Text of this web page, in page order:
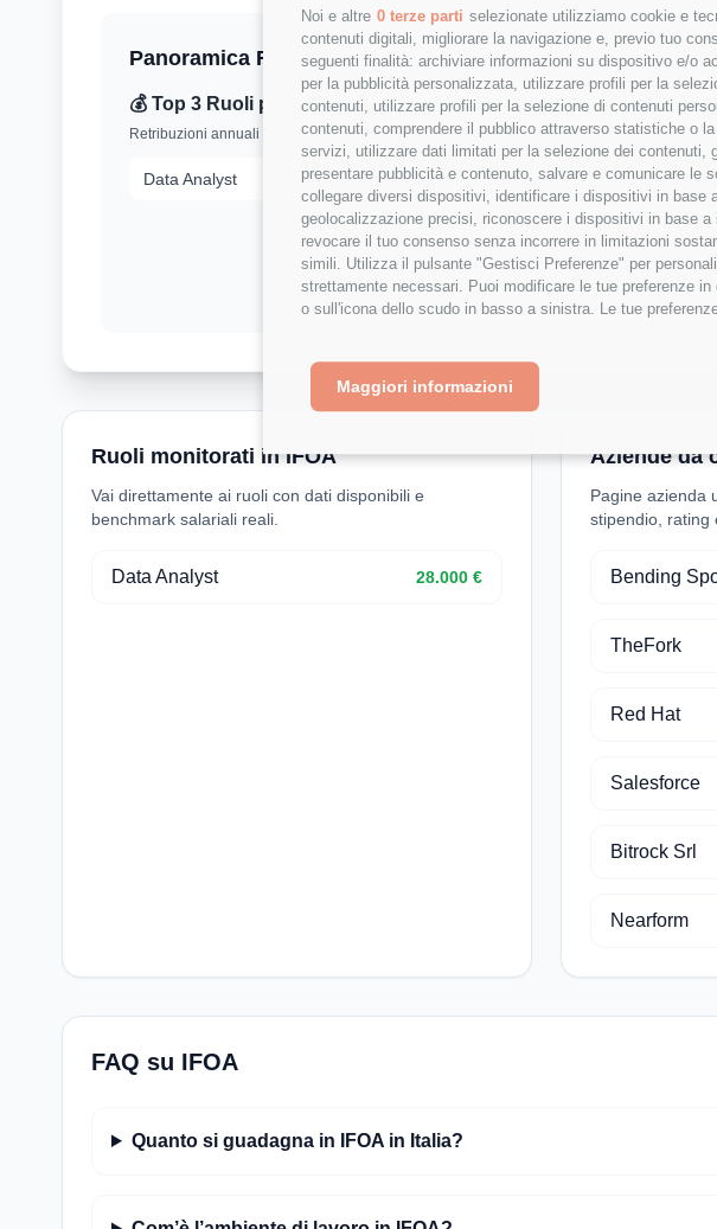
Noi e altre 0 terze parti selezionate utilizziamo cookie e
contenuti digitali, migliorare la navigazione e, previo tuo
seguenti finalità: archiviare informazioni su dispositivo e/o
per la pubblicità personalizzata, utilizzare profili per la
contenuti, utilizzare profili per la selezione di contenuti
contenuti, comprendere il pubblico attraverso statistiche o
servizi, utilizzare dati limitati per la selezione dei contenuti,
presentare pubblicità e contenuto, salvare e comunicare le
collegare diversi dispositivi, identificare i dispositivi in
geolocalizzazione precisi, riconoscere i dispositivi in base
revocare il tuo consenso senza incorrere in limitazioni
simili. Utilizza il pulsante "Gestisci Preferenze" per
strettamente necessari. Puoi modificare le tue preferenze
o sull'icona dello scudo in basso a sinistra. Le tue
Maggiori informazioni
Panoramica Rapida
💰 Top 3 Ruoli per Stipendio
Retribuzioni annuali lorde (RAL) medie per le posizioni più remunerate
Data Analyst
Ruoli monitorati in IFOA
Vai direttamente ai ruoli con dati disponibili e
benchmark salariali reali.
Data Analyst 28.000 €
Aziende da
Pagine azienda
stipendio, rating
Bending
TheFork
Red Hat
Salesforce
Bitrock Srl
Nearform
FAQ su IFOA
Quanto si guadagna in IFOA in Italia?